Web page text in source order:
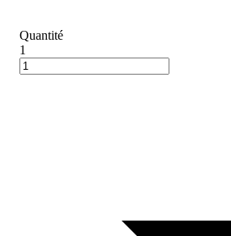
Quantité
1